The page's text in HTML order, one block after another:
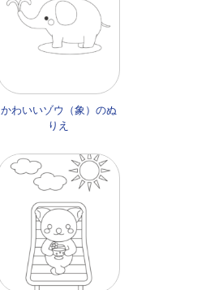
かわいいゾウ（象）のぬ
りえ